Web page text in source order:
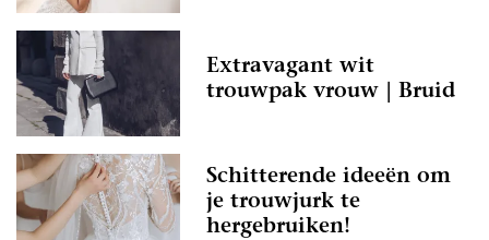
Extravagant wit
trouwpak vrouw | Bruid
Schitterende ideeën om
je trouwjurk te
hergebruiken!